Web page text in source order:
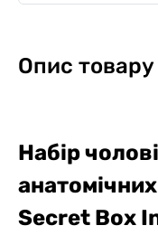
Опис товару
Набір
Secret Box